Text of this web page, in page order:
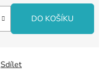
DO KOŠÍKU
Sdílet